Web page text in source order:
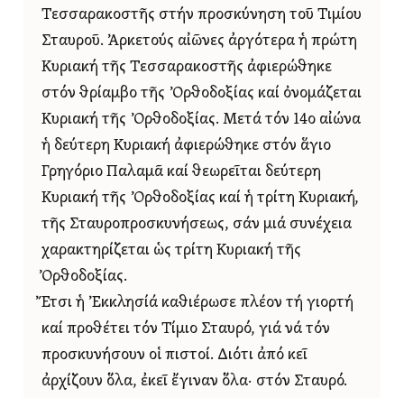
Τεσσαρακοστῆς στήν προσκύνηση τοῦ Τιμίου
Σταυροῦ. Ἀρκετούς αἰῶνες ἀργότερα ἡ πρώτη
Κυριακή τῆς Τεσσαρακοστῆς ἀφιερώθηκε
στόν θρίαμβο τῆς Ὀρθοδοξίας καί ὀνομάζεται
Κυριακή τῆς Ὀρθοδοξίας. Μετά τόν 14ο αἰώνα
ἡ δεύτερη Κυριακή ἀφιερώθηκε στόν ἅγιο
Γρηγόριο Παλαμᾶ καί θεωρεῖται δεύτερη
Κυριακή τῆς Ὀρθοδοξίας καί ἡ τρίτη Κυριακή,
τῆς Σταυροπροσκυνήσεως, σάν μιά συνέχεια
χαρακτηρίζεται ὡς τρίτη Κυριακή τῆς
Ὀρθοδοξίας.
Ἔτσι ἡ Ἐκκλησίά καθιέρωσε πλέον τή γιορτή
καί προθέτει τόν Τίμιο Σταυρό, γιά νά τόν
προσκυνήσουν οἱ πιστοί. Διότι ἀπό κεῖ
ἀρχίζουν ὅλα, ἐκεῖ ἔγιναν ὅλα· στόν Σταυρό.